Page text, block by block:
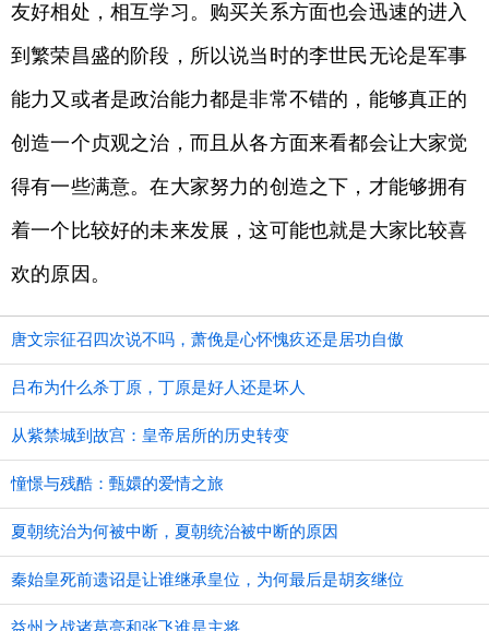
友好相处，相互学习。购买关系方面也会迅速的进入
到繁荣昌盛的阶段，所以说当时的李世民无论是军事
能力又或者是政治能力都是非常不错的，能够真正的
创造一个贞观之治，而且从各方面来看都会让大家觉
得有一些满意。在大家努力的创造之下，才能够拥有
着一个比较好的未来发展，这可能也就是大家比较喜
欢的原因。
唐文宗征召四次说不吗，萧俛是心怀愧疚还是居功自傲
吕布为什么杀丁原，丁原是好人还是坏人
从紫禁城到故宫：皇帝居所的历史转变
憧憬与残酷：甄嬛的爱情之旅
夏朝统治为何被中断，夏朝统治被中断的原因
秦始皇死前遗诏是让谁继承皇位，为何最后是胡亥继位
益州之战诸葛亮和张飞谁是主将